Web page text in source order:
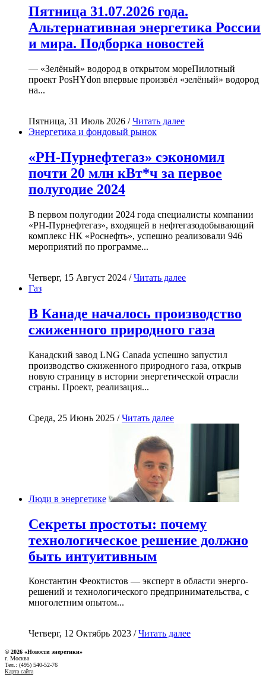
Пятница 31.07.2026 года.
Альтернативная энергетика России
и мира. Подборка новостей
— «Зелёный» водород в открытом мореПилотный
проект PosHYdon впервые произвёл «зелёный» водород
на...
Пятница, 31 Июль 2026 /Читать далее
Энергетика и фондовый рынок
«РН-Пурнефтегаз» сэкономил
почти 20 млн кВт*ч за первое
полугодие 2024
В первом полугодии 2024 года специалисты компании
«РН-Пурнефтегаз», входящей в нефтегазодобывающий
комплекс НК «Роснефть», успешно реализовали 946
мероприятий по программе...
Четверг, 15 Август 2024 /Читать далее
Газ
В Канаде началось производство
сжиженного природного газа
Канадский завод LNG Canada успешно запустил
производство сжиженного природного газа, открыв
новую страницу в истории энергетической отрасли
страны. Проект, реализация...
Среда, 25 Июнь 2025 /Читать далее
Люди в энергетике
Секреты простоты: почему
технологическое решение должно
быть интуитивным
Константин Феоктистов — эксперт в области энерго-
решений и технологического предпринимательства, с
многолетним опытом...
Четверг, 12 Октябрь 2023 /Читать далее
© 2026 «Новости энеретики»
г. Москва
Тел.: (495) 540-52-76
Карта сайта